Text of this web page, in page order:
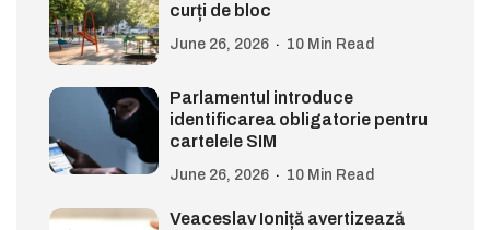
curți de bloc
June 26, 2026 10 Min Read
Parlamentul introduce
identificarea obligatorie pentru
cartelele SIM
June 26, 2026 10 Min Read
Veaceslav Ioniță avertizează